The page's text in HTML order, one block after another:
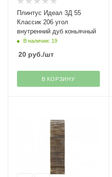
Плинтус Идеал 3Д 55
Классик 206 угол
внутренний дуб коньячный
В наличии: 19
20 руб./шт
В КОРЗИНУ